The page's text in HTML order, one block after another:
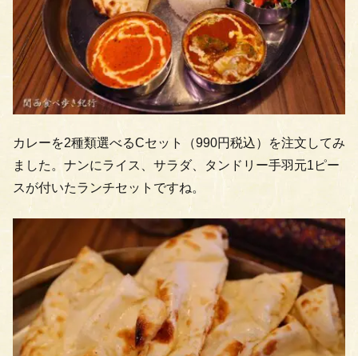
カレーを2種類選べるCセット（990円税込）を注文してみ
ました。ナンにライス、サラダ、タンドリー手羽元1ピー
スが付いたランチセットですね。